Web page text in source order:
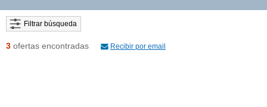
Filtrar búsqueda
3 ofertas encontradas Recibir por email